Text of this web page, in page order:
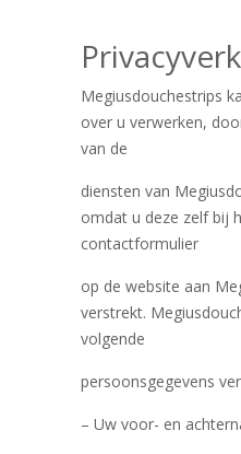
Megiusdouchestrips
over u verwerken,
van de
diensten van
omdat u deze zelf bij
contactformulier
op de website aan
verstrekt.
volgende
persoonsgegevens
– Uw voor- en